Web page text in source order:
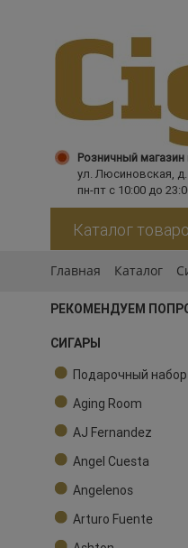
Розничный магазин
ул. Люсиновская, д.
пн-пт с 10:00 до
Каталог
Главная Каталог
РЕКОМЕНДУЕМ
СИГАРЫ
Подарочный набор
Aging Room
AJ Fernandez
Angel Cuesta
Angelenos
Arturo Fuente